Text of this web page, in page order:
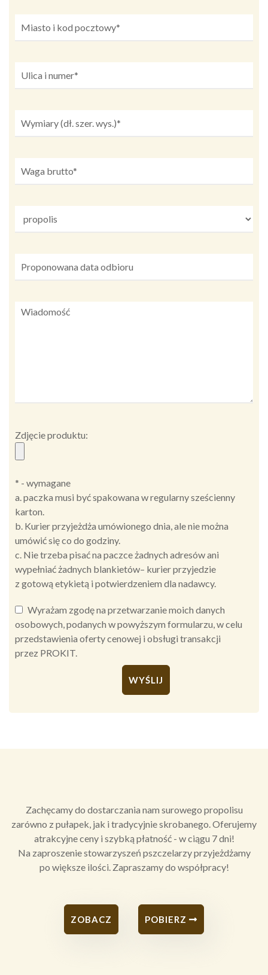
Zdjęcie produktu:
* - wymagane
a. paczka musi być spakowana w regularny sześcienny
karton.
b. Kurier przyjeżdża umówionego dnia, ale nie można
umówić się co do godziny.
c. Nie trzeba pisać na paczce żadnych adresów ani
wypełniać żadnych blankietów– kurier przyjedzie
z gotową etykietą i potwierdzeniem dla nadawcy.
Wyrażam zgodę na przetwarzanie moich danych
osobowych, podanych w powyższym formularzu, w celu
przedstawienia oferty cenowej i obsługi transakcji
przez PROKIT.
Alternative:
Zachęcamy do dostarczania nam surowego propolisu
zarówno z pułapek, jak i tradycyjnie skrobanego. Oferujemy
atrakcyjne ceny i szybką płatność - w ciągu 7 dni!
Na zaproszenie stowarzyszeń pszczelarzy przyjeżdżamy
po większe ilości. Zapraszamy do współpracy!
ZOBACZ POBIERZ